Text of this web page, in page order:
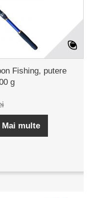
Fishing, putere
g
Mai multe